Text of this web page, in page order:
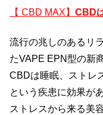
【 CBD MAX 】 CBD
流行の兆しのあるリ
たVAPE EPN型の新
CBDは睡眠、ストレ
という疾患に効果が
ストレスから来る美